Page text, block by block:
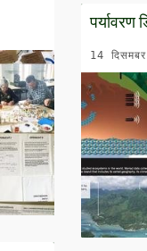
पर्यावरण
14